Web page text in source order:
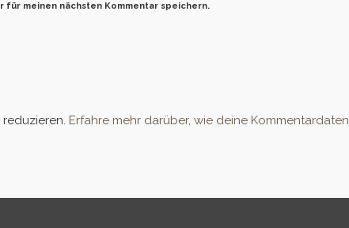
für meinen nächsten Kommentar speichern.
Erfahre mehr darüber, wie deine Kommentardaten